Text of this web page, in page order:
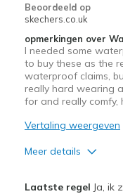
Beoordeeld op
skechers.co.uk
opmerkingen over
I needed some
to buy these as the
waterproof claims,
really hard wearing
for and really comfy,
Vertaling weergeven
Meer details
Laatste regel Ja, ik